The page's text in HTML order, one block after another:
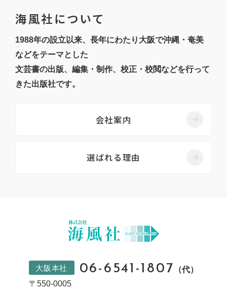
海風社について
1988年の設立以来、長年にわたり大阪で沖縄・奄美
などをテーマとした
文芸書の出版、編集・制作、校正・校閲などを行って
きた出版社です。
会社案内
選ばれる理由
大阪本社 06-6541-1807 （代）
〒550-0005